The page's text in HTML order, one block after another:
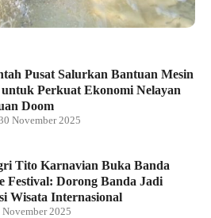
Pusat Salurkan Bantuan Mesin
untuk Perkuat Ekonomi Nelayan
Doom
November 2025
Tito Karnavian Buka Banda
Festival: Dorong Banda Jadi
Wisata Internasional
November 2025